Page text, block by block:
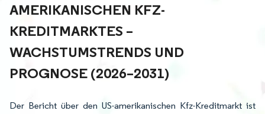
MERIKANISCHEN KFZ-K
REDITMARKTES – W
ACHSTUMSTRENDS UND P
ROGNOSE (2026–2031)
Der Bericht über den US-amerikanischen Kfz-Kreditmarkt ist